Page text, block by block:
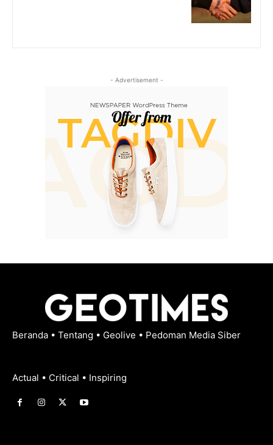
- Advertisement -
Beranda • Tentang • Geolive • Pedoman Media Siber
Actual • Critical • Inspiring